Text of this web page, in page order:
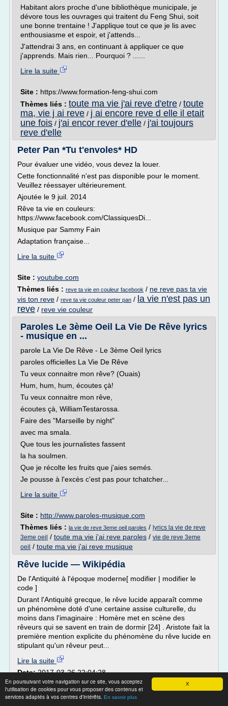
X
En poursuivant votre navigation sur ce site, vous acceptez
l'utilisation de cookies pour vous proposer des contenus et
services adaptés à vos centres d'intérêts. En savoir plus
Habitant alors proche d'une bibliothèque municipale, je
dévore tous les ouvrages qui traitent du Feng Shui, soit
une bonne trentaine ! J'applique tout ce que je lis avec
enthousiasme et espoir, et j'attends...
J'attendrai 3 ans, en continuant à appliquer ce que
j'apprends. Mais rien... Pourquoi ? ......
Lire la suite
Site : https://www.formation-feng-shui.com
Thèmes liés : toute ma vie j'ai reve d'etre / toute
ma, vie j ai reve / j ai encore reve d elle il etait
une fois / j'ai encor rever d'elle / j'ai toujours
reve d'elle
Peter Pan *Tu t'envoles* HD
Pour évaluer une vidéo, vous devez la louer.
Cette fonctionnalité n'est pas disponible pour le moment.
Veuillez réessayer ultérieurement.
Ajoutée le 9 juil. 2014
Rêve ta vie en couleurs:
https://www.facebook.com/ClassiquesDi...
Musique par Sammy Fain
Adaptation française...
Lire la suite
Site : youtube.com
Thèmes liés : reve ta vie en couleur facebook / ne reve pas ta vie
vis ton reve / reve ta vie couleur peter pan / la vie n'est pas un
reve / reve vie couleur
Paroles Le 3ème Oeil La Vie De Rêve lyrics
- musique en ...
parole La Vie De Rêve - Le 3ème Oeil lyrics
paroles officielles La Vie De Rêve
Tu veux connaitre mon rêve? (Ouais)
Hum, hum, hum, écoutes çà!
Tu veux connaitre mon rêve,
écoutes çà, WilliamTestarossa.
Faire des "Marseille by night"
avec ma smala.
Que tous les journalistes fassent
la ha soulmen.
Que je récolte les fruits que j'aies semés.
Je pousse à l'excès c'est pas pour tchatcher...
Lire la suite
Site : http://www.paroles-musique.com
Thèmes liés : la vie de reve 3eme oeil paroles / lyrics la vie de reve
3eme oeil / toute ma vie j'ai reve paroles / vie de reve 3eme
oeil / toute ma vie j'ai reve musique
Rêve lucide — Wikipédia
De l'Antiquité à l'époque moderne[ modifier | modifier le
code ]
Durant l'Antiquité grecque, le rêve lucide apparaît comme
un phénomène doté d'une certaine assise culturelle, du
moins dans l'imaginaire : Homère met en scène des
rêveurs qui se savent en train de dormir [24] . Aristote fait la
première mention explicite du phénomène du rêve lucide en
stipulant qu'un rêveur peut...
Lire la suite
Date:2017-03-26 22:04:28
Site :https://fr.wikipedia.org
Thèmes liés : livre reve lucide / / /